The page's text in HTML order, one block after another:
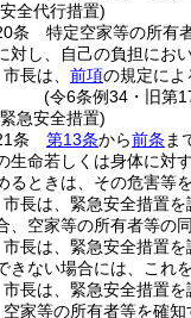
全代行措置)
条
特定空家等の所有
対し、自己の負担にお
市長は、 前項の規定によ
(令6条例34・旧第
急安全措置)
条
第13条から前条 ま
生命若しくは身体に対
るときは、その危害等
市長は、緊急安全措置を
、空家等の所有者等の
市長は、緊急安全措置
きない場合には、これ
市長は、緊急安全措置
空家等の所有者等を確